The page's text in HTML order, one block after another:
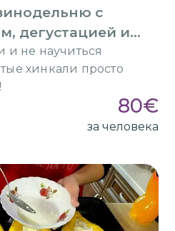
с
дегустацией и
и не научиться
хинкали просто
80€
за человека